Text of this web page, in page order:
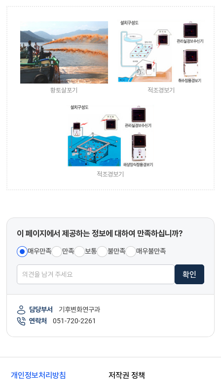
황토살포기 적조경보기
적조경보기
이 페이지에서 제공하는 정보에 대하여 만족하십니까?
매우만족 만족 보통 불만족 매우불만족
확인
담당부서
기후변화연구과
연락처
051-720-2261
개인정보처리방침 저작권 정책